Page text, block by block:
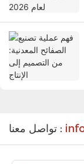
تواصل معنا :